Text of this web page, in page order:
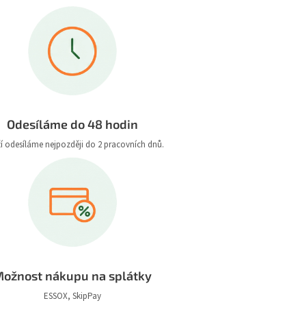
Odesíláme do 48 hodin
odesíláme nejpozději do 2 pracovních dnů.
nákupu na splátky
ESSOX, SkipPay